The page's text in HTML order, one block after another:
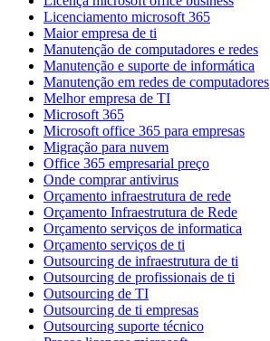
Licenciamento microsoft 365
Maior empresa de ti
Manutenção de computadores e redes
Manutenção e suporte de informática
Manutenção em redes de computadores
Melhor empresa de TI
Microsoft 365
Microsoft office 365 para empresas
Migração para nuvem
Office 365 empresarial preço
Onde comprar antivirus
Orçamento infraestrutura de rede
Orçamento Infraestrutura de Rede
Orçamento serviços de informatica
Orçamento serviços de ti
Outsourcing de infraestrutura de ti
Outsourcing de profissionais de ti
Outsourcing de TI
Outsourcing de ti empresas
Outsourcing suporte técnico